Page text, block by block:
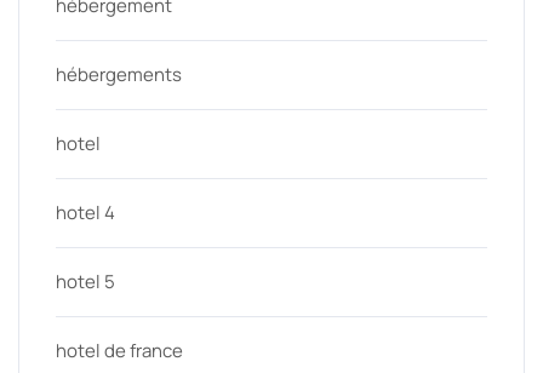
hébergement
hébergements
hotel
hotel 4
hotel 5
hotel de france